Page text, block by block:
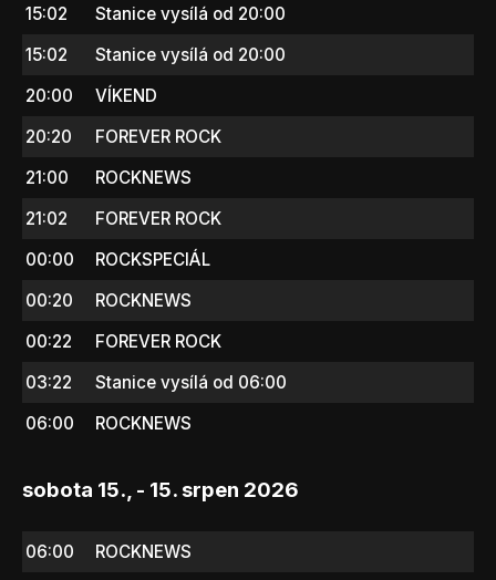
15:02
Stanice vysílá od 20:00
15:02
Stanice vysílá od 20:00
20:00
VÍKEND
20:20
FOREVER ROCK
21:00
ROCKNEWS
21:02
FOREVER ROCK
00:00
ROCKSPECIÁL
00:20
ROCKNEWS
00:22
FOREVER ROCK
03:22
Stanice vysílá od 06:00
06:00
ROCKNEWS
sobota 15., - 15. srpen 2026
06:00
ROCKNEWS